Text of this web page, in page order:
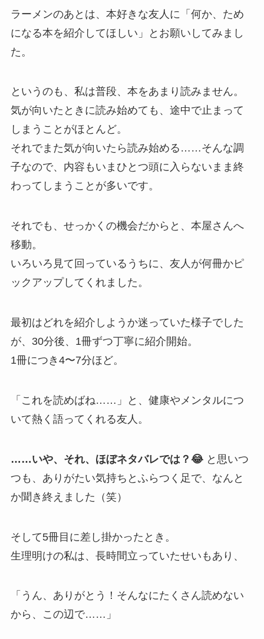
ラーメンのあとは、本好きな友人に「何か、ため
になる本を紹介してほしい」とお願いしてみまし
た。
というのも、私は普段、本をあまり読みません。
気が向いたときに読み始めても、途中で止まって
しまうことがほとんど。
それでまた気が向いたら読み始める……そんな調
子なので、内容もいまひとつ頭に入らないまま終
わってしまうことが多いです。
それでも、せっかくの機会だからと、本屋さんへ
移動。
いろいろ見て回っているうちに、友人が何冊かピ
ックアップしてくれました。
最初はどれを紹介しようか迷っていた様子でした
が、30分後、1冊ずつ丁寧に紹介開始。
1冊につき4〜7分ほど。
「これを読めばね……」と、健康やメンタルにつ
いて熱く語ってくれる友人。
……いや、それ、ほぼネタバレでは？😂と思いつ
つも、ありがたい気持ちとふらつく足で、なんと
か聞き終えました（笑）
そして5冊目に差し掛かったとき。
生理明けの私は、長時間立っていたせいもあり、
「うん、ありがとう！そんなにたくさん読めない
から、この辺で……」